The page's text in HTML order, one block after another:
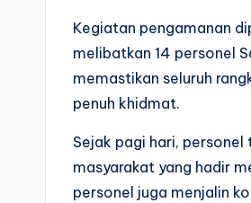
Kegiatan pengamanan
melibatkan 14 personel
memastikan seluruh
penuh khidmat.
Sejak pagi hari,
masyarakat yang hadir
personel juga menjalin